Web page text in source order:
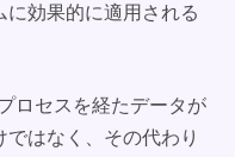
に効果的に適用される
ロセスを経たデータが
はなく、その代わり